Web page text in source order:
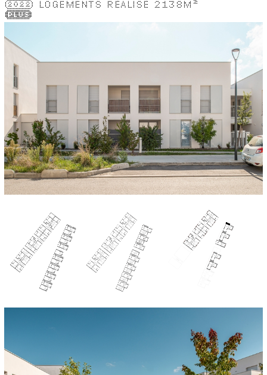
2022
LOGEMENTS RÉALISÉ 2138M 2
(Plus)